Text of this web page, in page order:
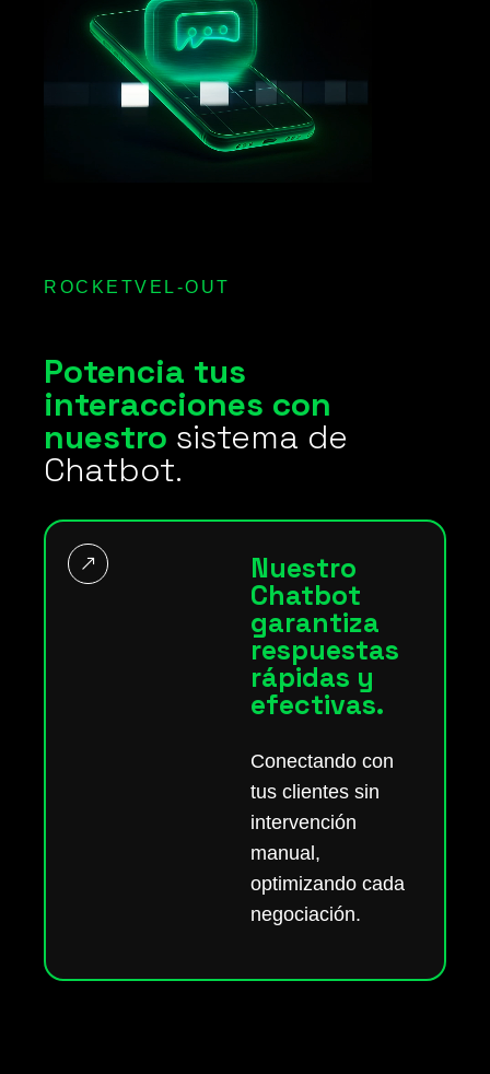
ROCKETVEL-OUT
Potencia tus
interacciones con
nuestro sistema de
Chatbot.
Nuestro
Chatbot
garantiza
respuestas
rápidas y
efectivas.
Conectando con
tus clientes sin
intervención
manual,
optimizando cada
negociación.